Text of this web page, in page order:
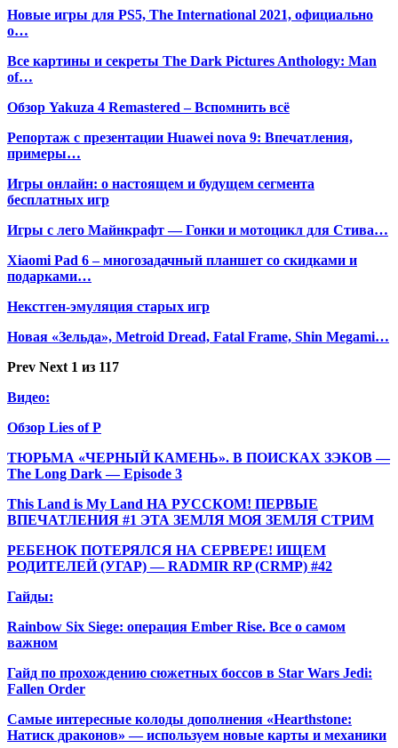
Новые игры для PS5, The International 2021, официально
о…
Все картины и секреты The Dark Pictures Anthology: Man
of…
Обзор Yakuza 4 Remastered – Вспомнить всё
Репортаж с презентации Huawei nova 9: Впечатления,
примеры…
Игры онлайн: о настоящем и будущем сегмента
бесплатных игр
Игры с лего Майнкрафт — Гонки и мотоцикл для Стива…
Xiaomi Pad 6 – многозадачный планшет со скидками и
подарками…
Некстген-эмуляция старых игр
Новая «Зельда», Metroid Dread, Fatal Frame, Shin Megami…
Prev Next 1 из 117
Видео:
Обзор Lies of P
ТЮРЬМА «ЧЕРНЫЙ КАМЕНЬ». В ПОИСКАХ ЗЭКОВ —
The Long Dark — Episode 3
This Land is My Land НА РУССКОМ! ПЕРВЫЕ
ВПЕЧАТЛЕНИЯ #1 ЭТА ЗЕМЛЯ МОЯ ЗЕМЛЯ СТРИМ
РЕБЕНОК ПОТЕРЯЛСЯ НА СЕРВЕРЕ! ИЩЕМ
РОДИТЕЛЕЙ (УГАР) — RADMIR RP (CRMP) #42
Гайды:
Rainbow Six Siege: операция Ember Rise. Все о самом
важном
Гайд по прохождению сюжетных боссов в Star Wars Jedi:
Fallen Order
Самые интересные колоды дополнения «Hearthstone:
Натиск драконов» — используем новые карты и механики